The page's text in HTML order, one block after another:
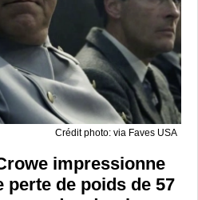
Crédit photo: via Faves USA
impressionne
perte de poids de 57